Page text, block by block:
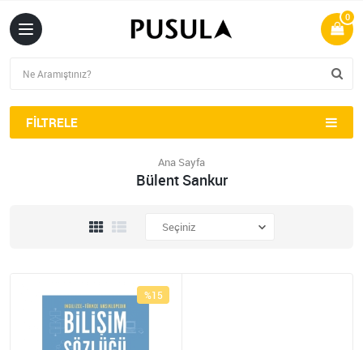
0
FILTRELE
Ana Sayfa
Bülent Sankur
%15